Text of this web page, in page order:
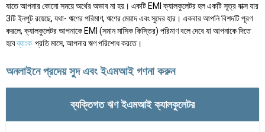
যাতে আপনার কোনো সময়ে অর্থের অভাব না হয়। একটি EMI ক্যালকুলেটর হল একটি সূত্র বাক্স যার
3টি ইনপুট রয়েছে, যথা- ঋণের পরিমাণ, ঋণের মেয়াদ এবং সুদের হার। একবার আপনি বিশদটি পূরণ
করলে, ক্যালকুলেটর আপনাকে EMI (সমান মাসিক কিস্তির) পরিমাণ বলে দেবে যা আপনাকে দিতে
হবেব্যাংক প্রতি মাসে, আপনার ঋণ পরিশোধ করতে।
অনলাইনে প্রদেয় সুদ এবং ইএমআই গণনা করুন
ব্যক্তিগত ঋণ ইএমআই ক্যালকুলেটর